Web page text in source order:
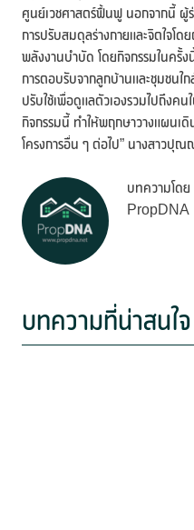
ศูนย์เวชศาสตร์ฟื้นฟู นอกจากนี้ ผู้
การปรับสมดุลร่างกายและจิตใจโ
พลังงานบำบัด โดยกิจกรรมในครั้ง
การตอบรับจากลูกบ้านและชุมชนใก
ปรับใช้เพื่อดูแลตัวเองรวมไปถึงค
กิจกรรมนี้ ทำให้พฤกษาวางแผนเ
โครงการอื่น ๆ ต่อไป” นางสาวปุ
บทความโดย
PropDNA
บทความที่น่าสนใจ